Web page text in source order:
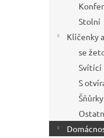
Stolní
Klíčenky
se
Svítící
S